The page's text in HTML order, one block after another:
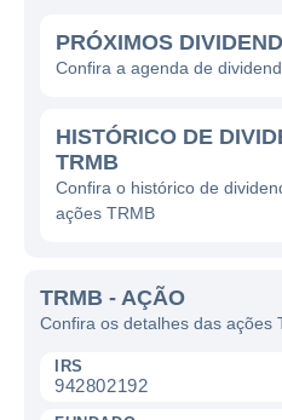
PRÓXIMOS
Confira a agenda de
HISTÓRICO DE
TRMB
Confira o histórico de
ações TRMB
TRMB - AÇÃO
Confira os detalhes das ações
IRS
942802192